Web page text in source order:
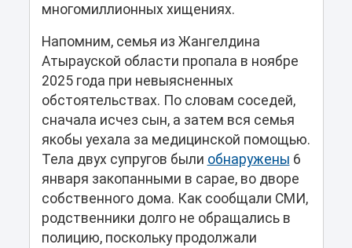
многомиллионных хищениях.
Напомним, семья из Жангелдина
Атырауской области пропала в ноябре
2025 года при невыясненных
обстоятельствах. По словам соседей,
сначала исчез сын, а затем вся семья
якобы уехала за медицинской помощью.
Тела двух супругов были обнаружены 6
января закопанными в сарае, во дворе
собственного дома. Как сообщали СМИ,
родственники долго не обращались в
полицию, поскольку продолжали